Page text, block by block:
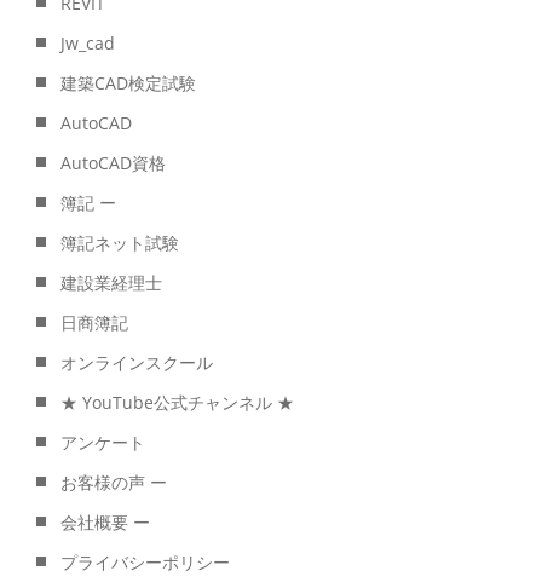
Jw_cad
建築CAD検定試験
AutoCAD
AutoCAD資格
簿記 ー
簿記ネット試験
建設業経理士
日商簿記
オンラインスクール
★ YouTube公式チャンネル ★
アンケート
お客様の声 ー
会社概要 ー
プライバシーポリシー